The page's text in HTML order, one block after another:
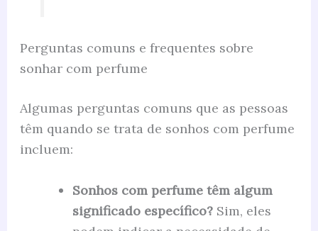
Perguntas comuns e frequentes sobre
sonhar com perfume
Algumas perguntas comuns que as pessoas
têm quando se trata de sonhos com perfume
incluem:
Sonhos com perfume têm algum
significado específico?Sim, eles